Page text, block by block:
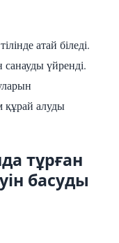
атай біледі.
санауды үйренді.
құрай алуды
тұрған
басуды